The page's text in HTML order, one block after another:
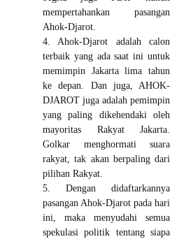
mempertahankan pasangan
Ahok-Djarot.
4. Ahok-Djarot adalah calon
terbaik yang ada saat ini untuk
memimpin Jakarta lima tahun
ke depan. Dan juga, AHOK-
DJAROT juga adalah pemimpin
yang paling dikehendaki oleh
mayoritas Rakyat Jakarta.
Golkar menghormati suara
rakyat, tak akan berpaling dari
pilihan Rakyat.
5. Dengan didaftarkannya
pasangan Ahok-Djarot pada hari
ini, maka menyudahi semua
spekulasi politik tentang siapa